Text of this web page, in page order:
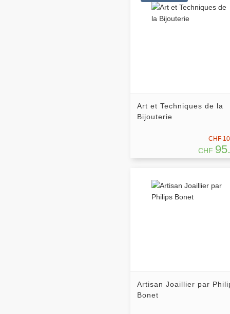
Art et Techniques de la
Bijouterie
CHF
CHF
Artisan Joaillier par
Bonet